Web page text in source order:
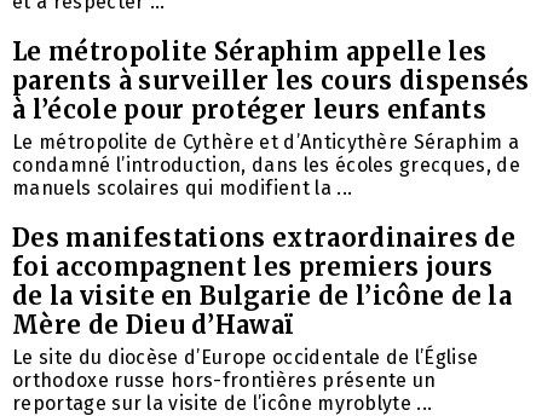
Le métropolite Séraphim appelle les
parents à surveiller les cours dispensés
à l’école pour protéger leurs enfants
Le métropolite de Cythère et d’Anticythère Séraphim a
condamné l’introduction, dans les écoles grecques, de
manuels scolaires qui modifient la ...
Des manifestations extraordinaires de
foi accompagnent les premiers jours
de la visite en Bulgarie de l’icône de la
Mère de Dieu d’Hawaï
Le site du diocèse d’Europe occidentale de l’Église
orthodoxe russe hors-frontières présente un
reportage sur la visite de l’icône myroblyte ...